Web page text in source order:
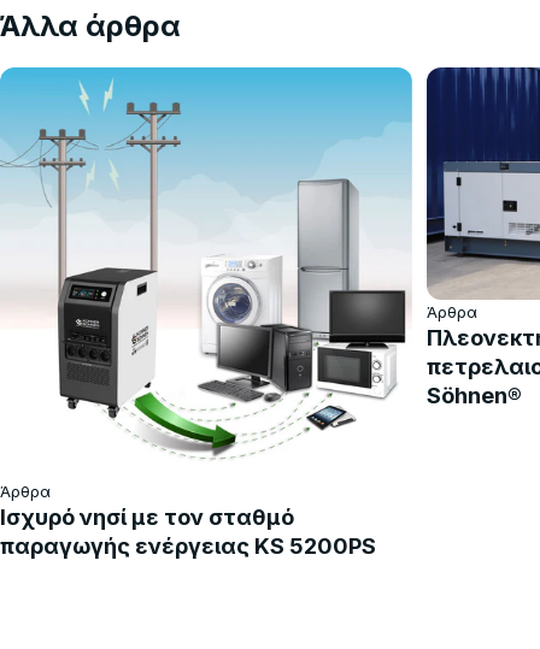
Άλλα άρθρα
Άρθρα
Ισχυρό νησί με τον σταθμό
παραγωγής ενέργειας KS 5200PS
Άρθρα
Söhnen®